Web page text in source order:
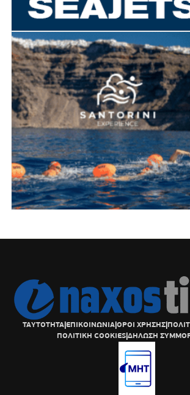
ΤΑΥΤΟΤΗΤΑ|ΕΠΙΚΟΙΝΩΝΙΑ|ΟΡΟΙ ΧΡΗΣΗΣ|
ΠΟΛΙΤΙΚΗ COOKIES|ΔΗΛΩΣΗ